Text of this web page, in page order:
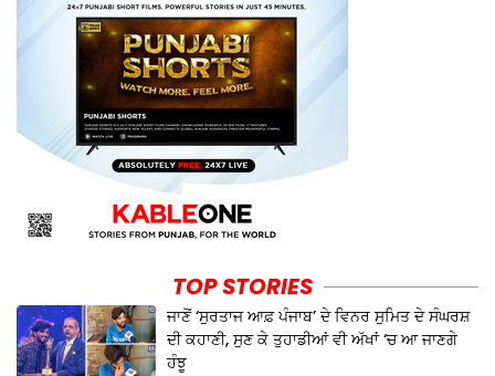
TOP STORIES
ਜਾਣੋਂ ‘ਸੁਰਤਾਜ ਆਫ਼ ਪੰਜਾਬ’ ਦੇ ਵਿਨਰ ਸੁਮਿਤ ਦੇ ਸੰਘਰਸ਼
ਦੀ ਕਹਾਣੀ, ਸੁਣ ਕੇ ਤੁਹਾਡੀਆਂ ਵੀ ਅੱਖਾਂ ‘ਚ ਆ ਜਾਣਗੇ
ਹੰਝੂ